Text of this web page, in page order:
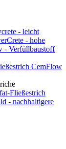
- leicht
- hohe
- Verfüllbaustoff
CemFlow
Fließestrich
- nachhaltigere